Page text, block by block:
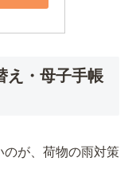
え・母子手帳
が、荷物の雨対策